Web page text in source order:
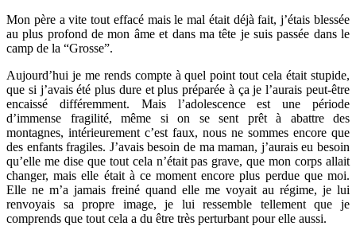
Mon père a vite tout effacé mais le mal était déjà fait, j’étais blessée
au plus profond de mon âme et dans ma tête je suis passée dans le
camp de la “Grosse”.
Aujourd’hui je me rends compte à quel point tout cela était stupide,
que si j’avais été plus dure et plus préparée à ça je l’aurais peut-être
encaissé différemment. Mais l’adolescence est une période
d’immense fragilité, même si on se sent prêt à abattre des
montagnes, intérieurement c’est faux, nous ne sommes encore que
des enfants fragiles. J’avais besoin de ma maman, j’aurais eu besoin
qu’elle me dise que tout cela n’était pas grave, que mon corps allait
changer, mais elle était à ce moment encore plus perdue que moi.
Elle ne m’a jamais freiné quand elle me voyait au régime, je lui
renvoyais sa propre image, je lui ressemble tellement que je
comprends que tout cela a du être très perturbant pour elle aussi.